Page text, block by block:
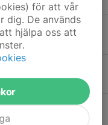
för att vår
dig. De används
hjälpa oss att